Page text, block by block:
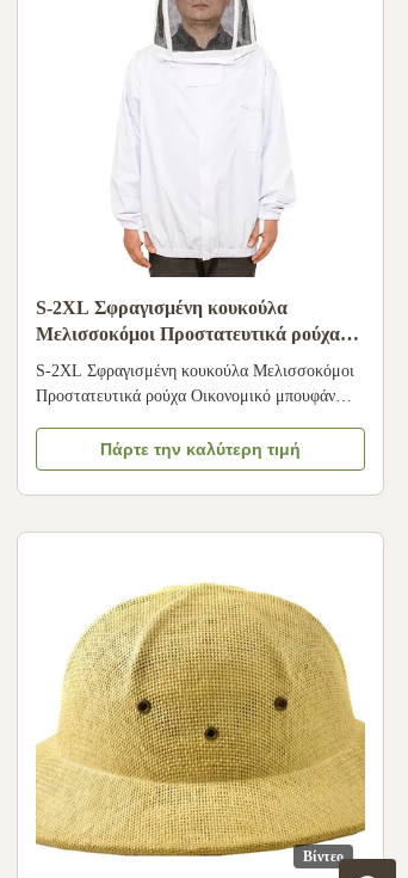
S-2XL Σφραγισμένη κουκούλα
Μελισσοκόμοι Προστατευτικά ρούχα
Οικονομικός τύπος Μέλισσα μπουφάν
S-2XL Σφραγισμένη κουκούλα Μελισσοκόμοι
Προστατευτικά ρούχα Οικονομικό μπουφάν
Προστατευτικό Χώρος καταγωγής Σιτσουάν,
Κίνα Ονομασία μάρκας Μπιέστερ Αριθμός
μοντέλου 01CD-02 Ονομασία προϊόντος
Πάρτε την καλύτερη τιμή
Βίντεο